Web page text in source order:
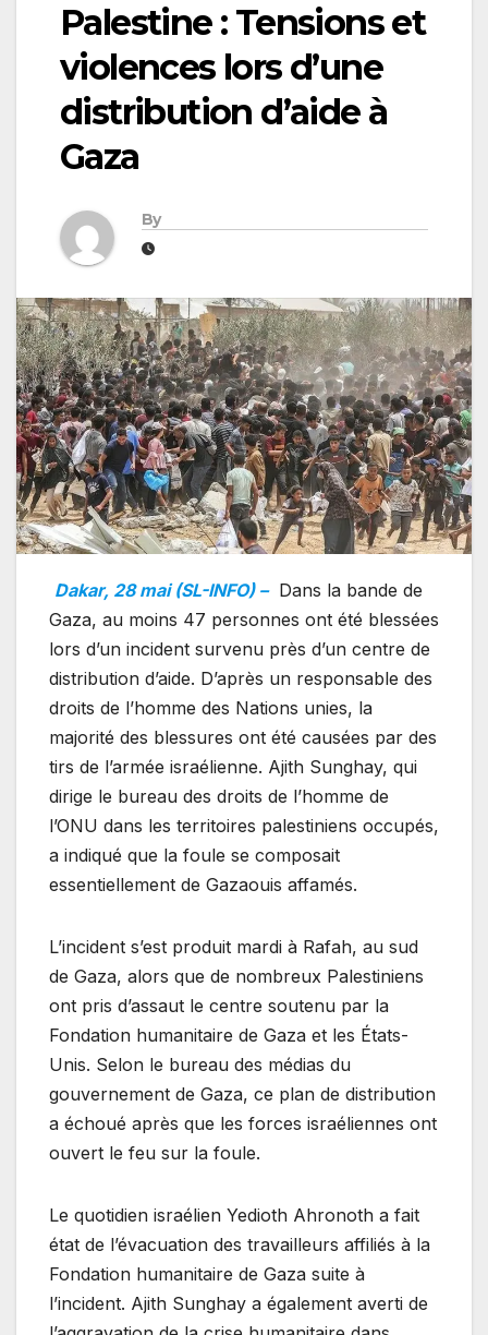
Palestine : Tensions et
violences lors d’une
distribution d’aide à
Gaza
By
Dakar, 28 mai (SL-INFO) – Dans la bande de
Gaza, au moins 47 personnes ont été blessées
lors d’un incident survenu près d’un centre de
distribution d’aide. D’après un responsable des
droits de l’homme des Nations unies, la
majorité des blessures ont été causées par des
tirs de l’armée israélienne. Ajith Sunghay, qui
dirige le bureau des droits de l’homme de
l’ONU dans les territoires palestiniens occupés,
a indiqué que la foule se composait
essentiellement de Gazaouis affamés.
L’incident s’est produit mardi à Rafah, au sud
de Gaza, alors que de nombreux Palestiniens
ont pris d’assaut le centre soutenu par la
Fondation humanitaire de Gaza et les États-
Unis. Selon le bureau des médias du
gouvernement de Gaza, ce plan de distribution
a échoué après que les forces israéliennes ont
ouvert le feu sur la foule.
Le quotidien israélien Yedioth Ahronoth a fait
état de l’évacuation des travailleurs affiliés à la
Fondation humanitaire de Gaza suite à
l’incident. Ajith Sunghay a également averti de